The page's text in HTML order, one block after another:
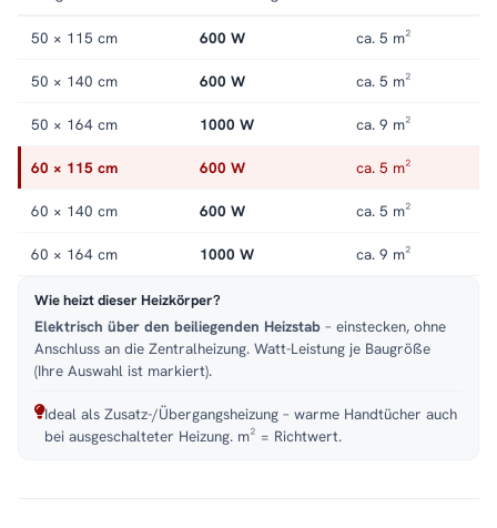
50 × 115 cm 600 W ca. 5 m²
50 × 140 cm 600 W ca. 5 m²
50 × 164 cm 1000 W ca. 9 m²
60 × 115 cm 600 W ca. 5 m²
60 × 140 cm 600 W ca. 5 m²
60 × 164 cm 1000 W ca. 9 m²
Wie heizt dieser Heizkörper?
Elektrisch über den beiliegenden Heizstab – einstecken, ohne
Anschluss an die Zentralheizung. Watt-Leistung je Baugröße
(Ihre Auswahl ist markiert).
Ideal als Zusatz-/Übergangsheizung – warme Handtücher auch
bei ausgeschalteter Heizung. m² = Richtwert.